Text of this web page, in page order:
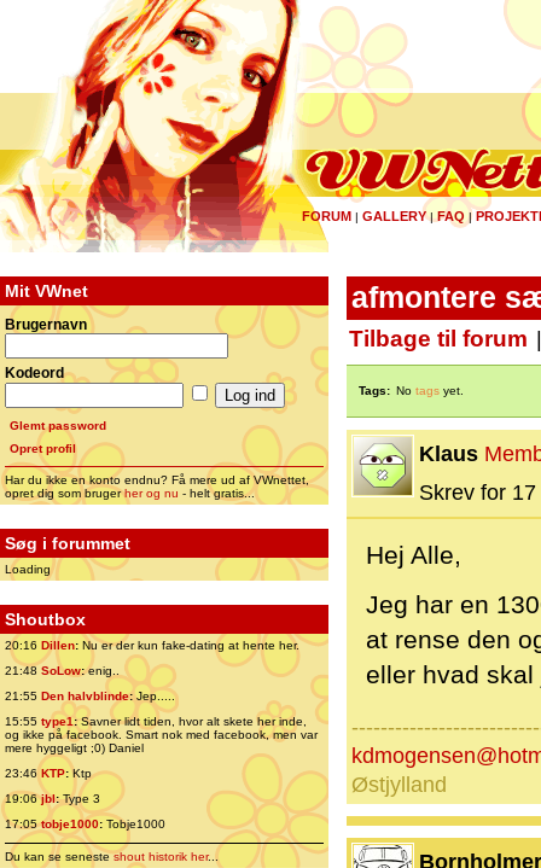
FORUM | GALLERY|FAQ |
Mit VWnet
Brugernavn
Kodeord
Glemt password
Opret profil
Har du ikke en konto endnu? Få mere ud af VWnettet,
opret dig som brugerher og nu - helt gratis...
Søg i forummet
Loading
Shoutbox
20:16 Dillen: Nu er der kun fake-dating at hente her.
21:48 SoLow:enig..
21:55 Den halvblinde:Jep.....
15:55 type1:Savner lidt tiden, hvor alt skete her inde,
og ikke på facebook. Smart nok med facebook, men var
mere hyggeligt ;0) Daniel
23:46 KTP:Ktp
19:06jbl:Type 3
17:05tobje1000: Tobje1000
Du kan se senesteshout historik her...
afmontere
Tilbage til forum
Tags: No tags yet.
Klaus
Skrev for
Hej Alle,
Jeg har en
at rense den
eller hvad
Østjylland
Bornholmer